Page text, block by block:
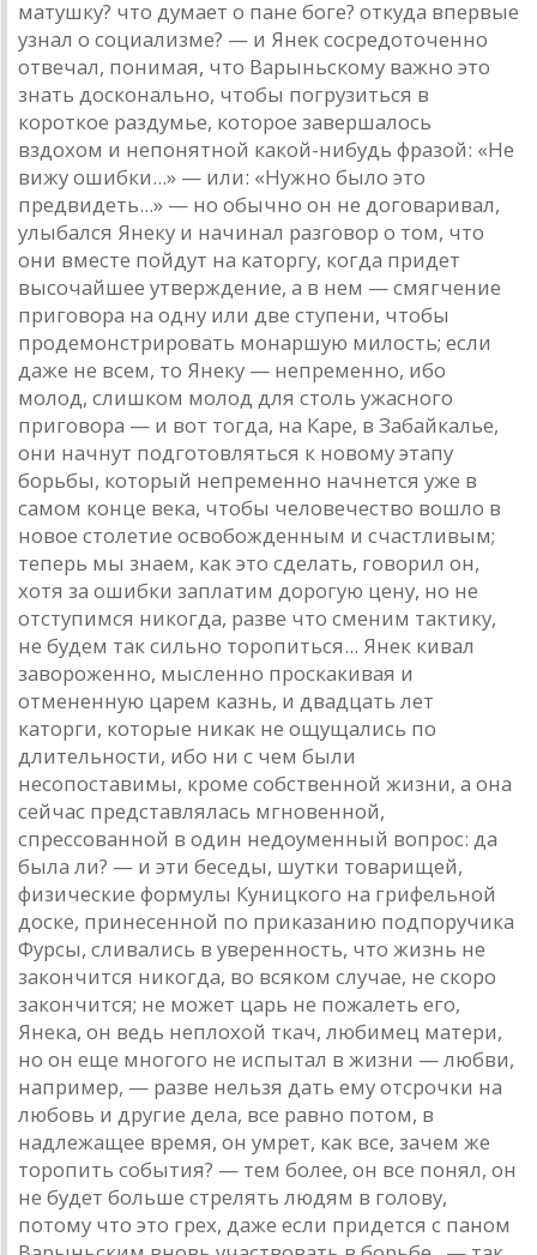
матушку? что думает о пане боге? откуда впервые
узнал о социализме? — и Янек сосредоточенно
отвечал, понимая, что Варыньскому важно это
знать досконально, чтобы погрузиться в
короткое раздумье, которое завершалось
вздохом и непонятной какой-нибудь фразой: «Не
вижу ошибки...» — или: «Нужно было это
предвидеть...» — но обычно он не договаривал,
улыбался Янеку и начинал разговор о том, что
они вместе пойдут на каторгу, когда придет
высочайшее утверждение, а в нем — смягчение
приговора на одну или две ступени, чтобы
продемонстрировать монаршую милость; если
даже не всем, то Янеку — непременно, ибо
молод, слишком молод для столь ужасного
приговора — и вот тогда, на Каре, в Забайкалье,
они начнут подготовляться к новому этапу
борьбы, который непременно начнется уже в
самом конце века, чтобы человечество вошло в
новое столетие освобожденным и счастливым;
теперь мы знаем, как это сделать, говорил он,
хотя за ошибки заплатим дорогую цену, но не
отступимся никогда, разве что сменим тактику,
не будем так сильно торопиться... Янек кивал
завороженно, мысленно проскакивая и
отмененную царем казнь, и двадцать лет
каторги, которые никак не ощущались по
длительности, ибо ни с чем были
несопоставимы, кроме собственной жизни, а она
сейчас представлялась мгновенной,
спрессованной в один недоуменный вопрос: да
была ли? — и эти беседы, шутки товарищей,
физические формулы Куницкого на грифельной
доске, принесенной по приказанию подпоручика
Фурсы, сливались в уверенность, что жизнь не
закончится никогда, во всяком случае, не скоро
закончится; не может царь не пожалеть его,
Янека, он ведь неплохой ткач, любимец матери,
но он еще многого не испытал в жизни — любви,
например, — разве нельзя дать ему отсрочки на
любовь и другие дела, все равно потом, в
надлежащее время, он умрет, как все, зачем же
торопить события? — тем более, он все понял, он
не будет больше стрелять людям в голову,
потому что это грех, даже если придется с паном